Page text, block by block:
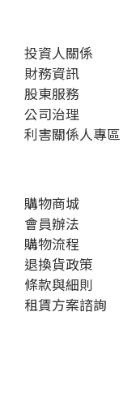
投資人關係
財務資訊
股東服務
公司治理
利害關係人專區
購物商城
會員辦法
購物流程
退換貨政策
條款與細則
租賃方案諮詢